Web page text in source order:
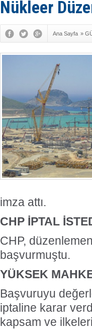
Nükleer
Ana Sayfa »
imza attı.
CHP İPTAL
CHP,
başvurmuştu.
YÜKSEK
Başvuruyu
iptaline karar
kapsam ve